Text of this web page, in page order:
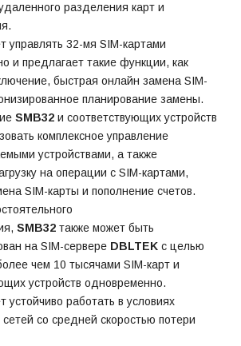
разделения карт и
управлять 32-мя SIM-картами
и предлагает такие функции, как
быстрая онлайн замена SIM-
планирование замены.
SMB32и соответствующих устройств
комплексное управление
устройствами, а также
на операции с SIM-картами,
SIM-карты и пополнение счетов.
SMB32также может быть
на SIM-сервере DBLTEKс целью
чем 10 тысячами SIM-карт и
устройств одновременно.
устойчиво работать в условиях
со средней скоростью потери